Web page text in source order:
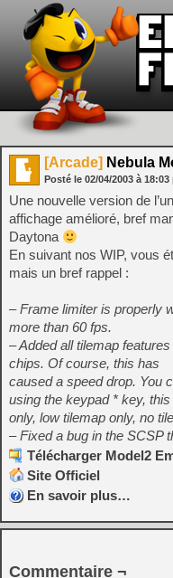
[Arcade] Nebula
Posté le 02/04/2003 à 18:03
Une nouvelle version de
affichage amélioré, bref
Daytona
En suivant nos WIP, vous
mais un bref rappel :
– Frame limiter is properly
more than 60 fps.
– Added all tilemap
chips. Of course, this has
caused a speed drop. You
using the keypad * key,
only, low tilemap only, no
– Fixed a bug in the SCSP
Télécharger Model2
Site Officiel
En savoir plus…
Commentaire ¬